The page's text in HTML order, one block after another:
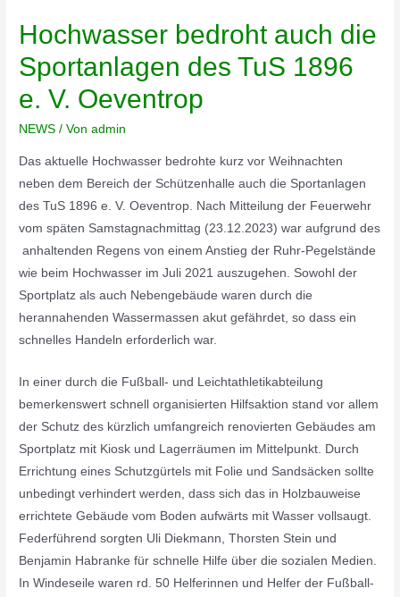
Hochwasser bedroht auch die
Sportanlagen des TuS 1896
e. V. Oeventrop
NEWS / Vonadmin
Das aktuelle Hochwasser bedrohte kurz vor Weihnachten
neben dem Bereich der Schützenhalle auch die Sportanlagen
des TuS 1896 e. V. Oeventrop. Nach Mitteilung der Feuerwehr
vom späten Samstagnachmittag (23.12.2023) war aufgrund des
anhaltenden Regens von einem Anstieg der Ruhr-Pegelstände
wie beim Hochwasser im Juli 2021 auszugehen. Sowohl der
Sportplatz als auch Nebengebäude waren durch die
herannahenden Wassermassen akut gefährdet, so dass ein
schnelles Handeln erforderlich war.
In einer durch die Fußball- und Leichtathletikabteilung
bemerkenswert schnell organisierten Hilfsaktion stand vor allem
der Schutz des kürzlich umfangreich renovierten Gebäudes am
Sportplatz mit Kiosk und Lagerräumen im Mittelpunkt. Durch
Errichtung eines Schutzgürtels mit Folie und Sandsäcken sollte
unbedingt verhindert werden, dass sich das in Holzbauweise
errichtete Gebäude vom Boden aufwärts mit Wasser vollsaugt.
Federführend sorgten Uli Diekmann, Thorsten Stein und
Benjamin Habranke für schnelle Hilfe über die sozialen Medien.
In Windeseile waren rd. 50 Helferinnen und Helfer der Fußball-